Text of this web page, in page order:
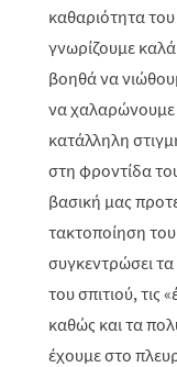
καθαριότητα του
γνωρίζουμε
βοηθά να
να χαλαρώνουμε
κατάλληλη
στη φροντίδα
βασική μας
τακτοποίηση
συγκεντρώσει
του σπιτιού, τις
καθώς και τα
έχουμε στο